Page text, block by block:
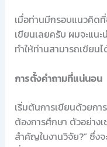
เมื่อท่านมีกรอบแนวคิด
เขียนเลยครับ ผมจะแนะ
ทำให้ท่านสามารถเขียน
การตั้งคำถามที่แน่นอน
เริ่มต้นการเขียนด้วยก
ต้องการศึกษา ตัวอย่าง
สำคัญในงานวิจัย?” ซึ่ง